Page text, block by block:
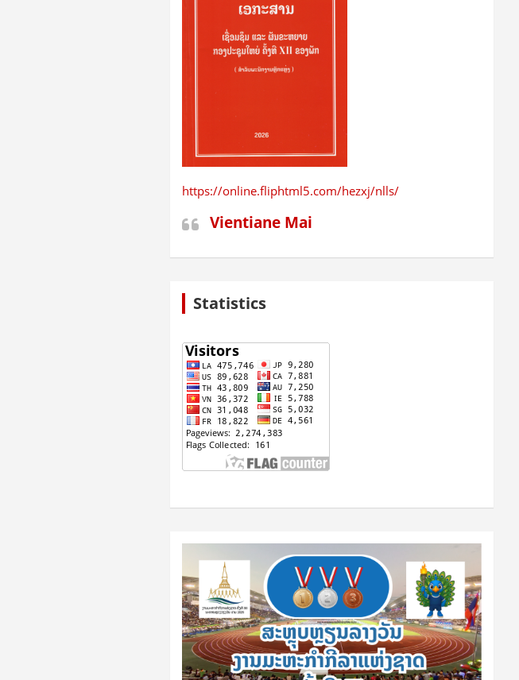
https://online.fliphtml5.com/hezxj/nlls/
Vientiane Mai
Statistics